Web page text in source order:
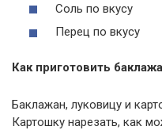
Соль по вкусу
Перец по вкусу
Как приготовить
Баклажан, луковицу и
Картошку нарезать, как